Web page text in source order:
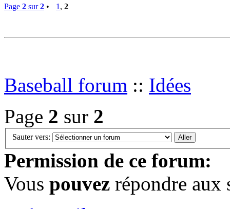
Page 2 sur2 • 1 , 2
Baseball forum :: Idées
Page 2 sur 2
Sauter vers:
Permission de ce forum:
Vous pouvez répondre aux